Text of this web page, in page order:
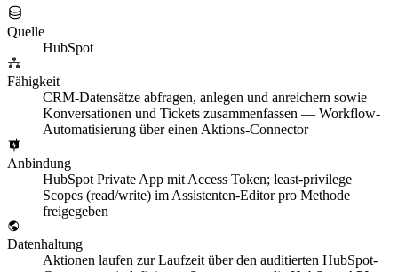
Quelle
HubSpot
Fähigkeit
CRM-Datensätze abfragen, anlegen und anreichern sowie
Konversationen und Tickets zusammenfassen — Workflow-
Automatisierung über einen Aktions-Connector
Anbindung
HubSpot Private App mit Access Token; least-privilege
Scopes (read/write) im Assistenten-Editor pro Methode
freigegeben
Datenhaltung
Aktionen laufen zur Laufzeit über den auditierten HubSpot-